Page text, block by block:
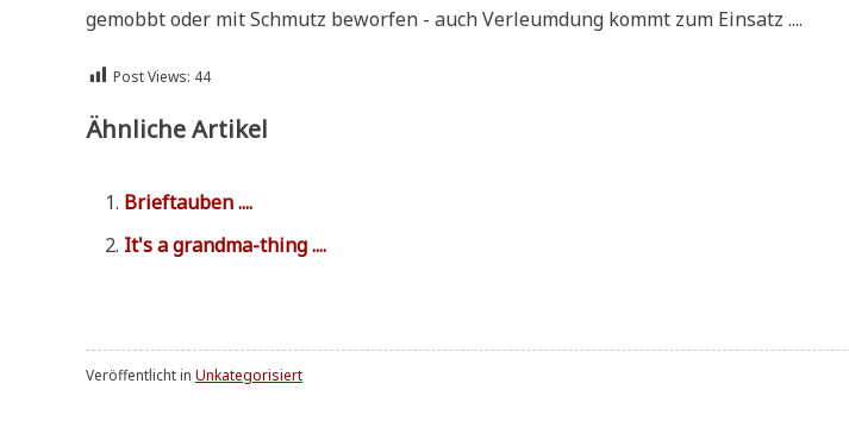
gemobbt oder mit Schmutz bewor­fen - auch Ver­leum­dung kommt zum Einsatz ....
Post Views: 44
Ähnliche Artikel
Brief­tau­ben ....
It's a grandma-thing ....
Veröffentlicht in Unkategorisiert